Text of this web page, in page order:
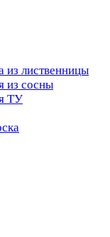
из лиственницы
из сосны
ТУ